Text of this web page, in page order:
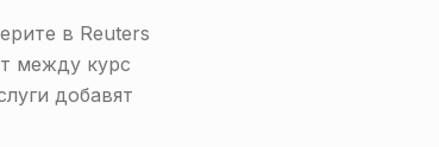
в Reuters
между курс
добавят